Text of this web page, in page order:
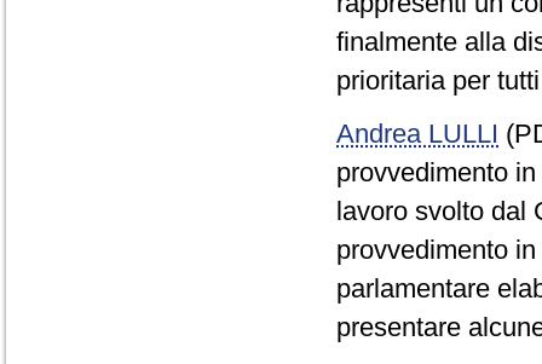
finalmente alla
prioritaria per
Andrea LULLI
provvedimento
lavoro svolto dal
provvedimento
parlamentare
presentare